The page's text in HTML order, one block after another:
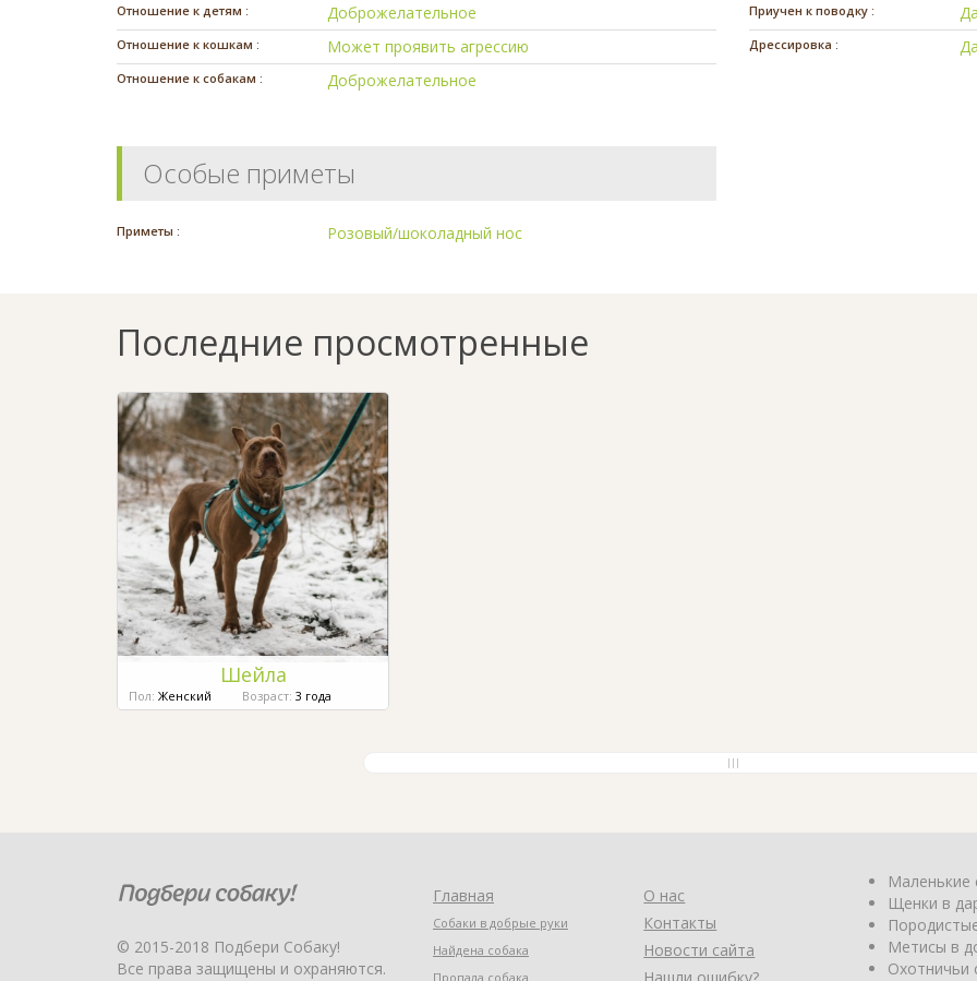
Отношение к детям : Доброжелательное
Отношение к кошкам : Может проявить агрессию
Отношение к собакам : Доброжелательное
Приучен к поводку :
Дрессировка :
Особые приметы
Приметы : Розовый/шоколадный нос
Последние просмотренные
Шейла
Пол: Женский Возраст: 3 года
© 2015-2018 Подбери Собаку!
Все права защищены и охраняются.
Главная
Собаки в добрые руки
Найдена собака
Пропала собака
О нас
Контакты
Новости сайта
Маленькие
Щенки в
Метисы в
Охотничьи